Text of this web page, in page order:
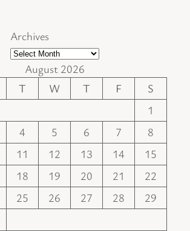
Archives
August 2026
T W T F
S
1
4 5 6 7
8
11 12 13 14
15
18 19 20 21
22
25 26 27 28
29